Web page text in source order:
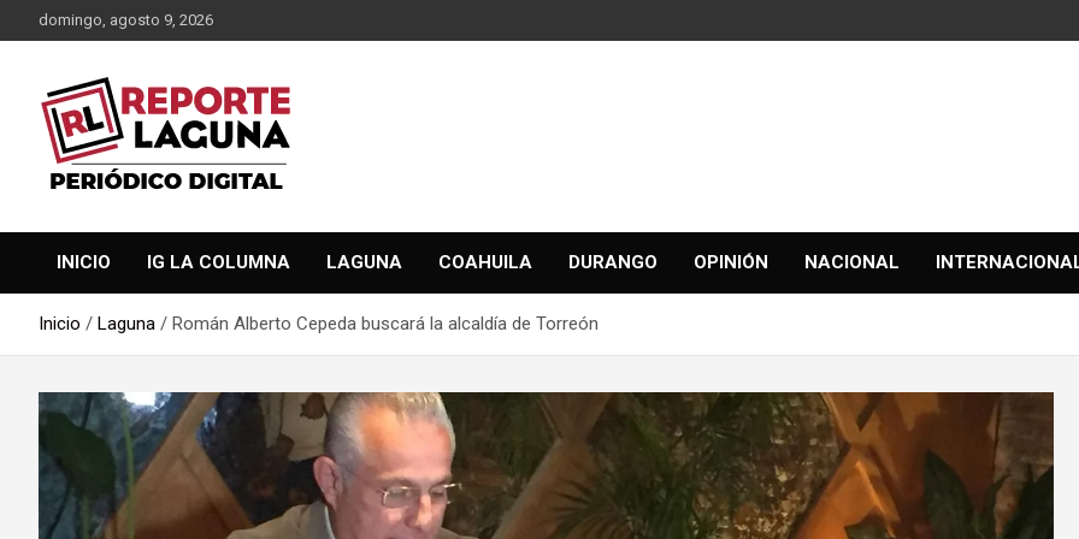
al
domingo, agosto 9, 2026
Reporte Laguna
INICIO IG LA COLUMNA LAGUNA COAHUILA DURANGO OPINIÓN NACIONAL
Inicio Laguna Román Alberto Cepeda buscará la alcaldía de Torreón